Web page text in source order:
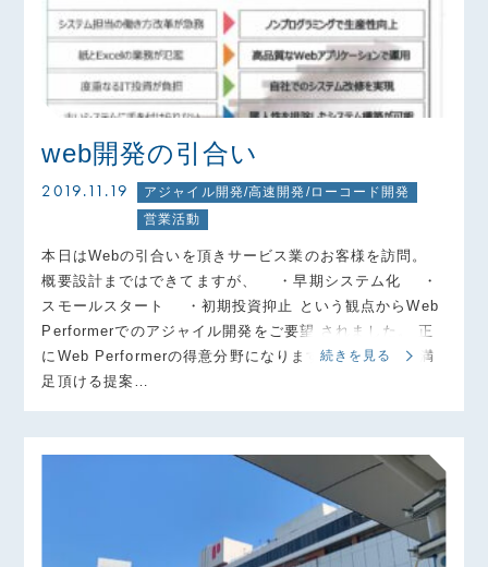
web開発の引合い
2019.11.19
アジャイル開発/高速開発/ローコード開発
営業活動
本日はWebの引合いを頂きサービス業のお客様を訪問。
概要設計まではできてますが、 ・早期システム化 ・
スモールスタート ・初期投資抑止 という観点からWeb
Performerでのアジャイル開発をご要望 されました。 正
にWeb Performerの得意分野になります。 お客様にご満
足頂ける提案…
続きを見る